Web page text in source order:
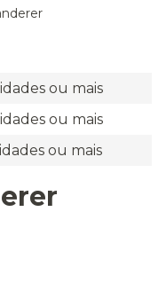
ou mais
ou mais
ou mais